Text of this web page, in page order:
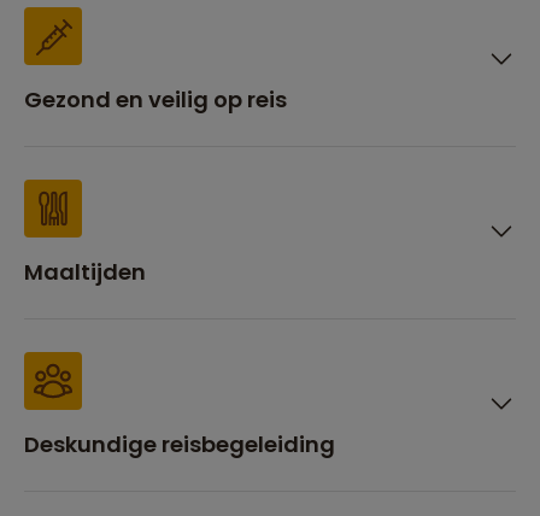
Gezond en veilig op reis
Maaltijden
Deskundige reisbegeleiding